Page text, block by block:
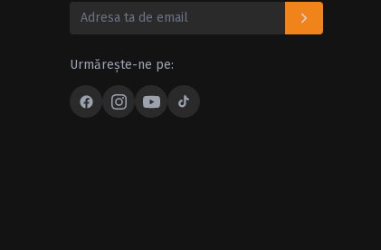
Urmărește-ne pe: